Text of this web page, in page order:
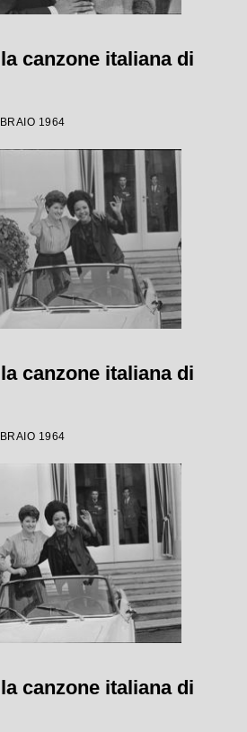
canzone italiana di
1964
canzone italiana di
1964
canzone italiana di